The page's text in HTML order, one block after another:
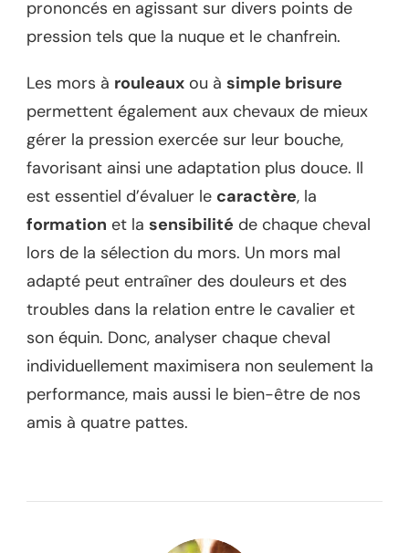
prononcés en agissant sur divers points de
pression tels que la nuque et le chanfrein.
Les mors à rouleaux ou à simple brisure
permettent également aux chevaux de mieux
gérer la pression exercée sur leur bouche,
favorisant ainsi une adaptation plus douce. Il
est essentiel d’évaluer le caractère, la
formation et la sensibilité de chaque cheval
lors de la sélection du mors. Un mors mal
adapté peut entraîner des douleurs et des
troubles dans la relation entre le cavalier et
son équin. Donc, analyser chaque cheval
individuellement maximisera non seulement la
performance, mais aussi le bien-être de nos
amis à quatre pattes.